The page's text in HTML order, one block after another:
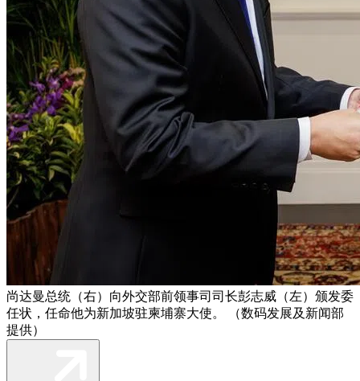
尚达曼总统（右）向外交部前领事司司长彭志威（左）颁发委
任状，任命他为新加坡驻柬埔寨大使。 （数码发展及新闻部
提供）